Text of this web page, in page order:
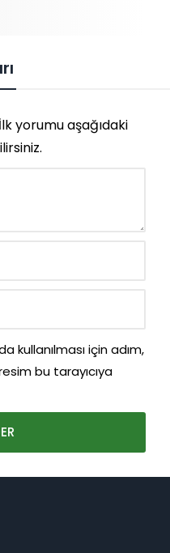
yorumu aşağıdaki
kullanılması için adım,
bu tarayıcıya